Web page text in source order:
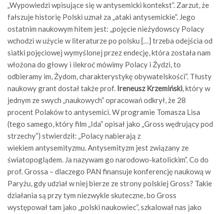
„Wypowiedzi wpisujące się w antysemicki kontekst”. Zarzut, że
fałszuje historię Polski uznał za „ataki antysemickie”. Jego
ostatnim naukowym hitem jest: „pojęcie nieżydowscy Polacy
wchodzi w użycie w literaturze po polsku […] trzeba odejścia od
siatki pojęciowej wymyślonej przez endecję, która została nam
włożona do głowy i ilekroć mówimy Polacy i Żydzi, to
odbieramy im, Żydom, charakterystykę obywatelskości”. Tłusty
naukowy grant dostał także prof. Ireneusz Krzemiński, który w
jednym ze swych „naukowych” opracowań odkrył, że 28
procent Polaków to antysemici. W programie Tomasza Lisa
(tego samego, który film „Ida” opisał jako „Gross wędrujący pod
strzechy”) stwierdził: „Polacy nabierają z
wiekiem antysemityzmu. Antysemityzm jest związany ze
światopoglądem. Ja nazywam go narodowo-katolickim”. Co do
prof. Grossa – dlaczego PAN finansuje konferencję naukową w
Paryżu, gdy udział w niej bierze ze strony polskiej Gross? Takie
działania są przy tym niezwykle skuteczne, bo Gross
występował tam jako „polski naukowiec”, szkalował nas jako